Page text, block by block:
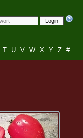
Login
T U V W X Y Z #